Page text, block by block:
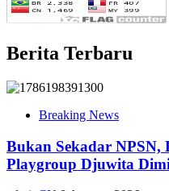
Berita Terbaru
Breaking News
Bukan Sekadar NPSN,
Playgroup Djuwita